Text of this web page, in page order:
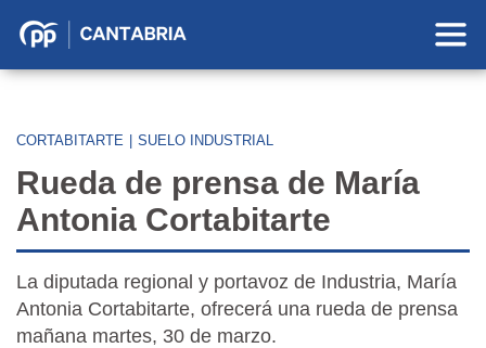
Partido
Cantabria
CORTABITARTE SUELO INDUSTRIAL
Rueda de prensa de María
Antonia Cortabitarte
La diputada regional y portavoz de Industria, María
Antonia Cortabitarte, ofrecerá una rueda de prensa
mañana martes, 30 de marzo.